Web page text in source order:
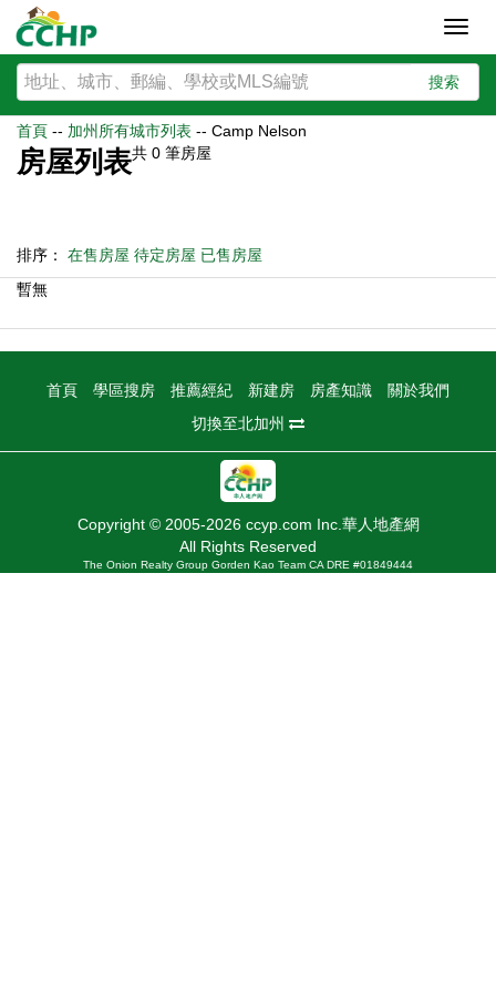
搜索
首頁 -- 加州所有城市列表 -- Camp Nelson
房屋列表共 0 筆房屋
排序： 在售房屋 待定房屋 已售房屋
暫無
首頁 學區搜房 推薦經紀 新建房 房產知識
關於我們
切換至北加州
Copyright © 2005-2026 ccyp.com Inc.華人地產網
All Rights Reserved
The Onion Realty Group Gorden Kao Team CA DRE #01849444